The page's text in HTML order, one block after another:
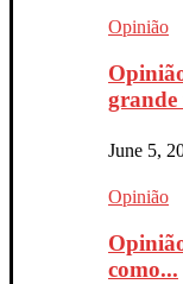
Opinião
grande
June 5,
Opinião
como...